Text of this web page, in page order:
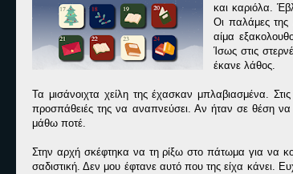
και καριόλα.
Οι παλάμες της
αίμα
Ίσως στις
έκανε λάθος.
Τα μισάνοιχτα χείλη της έχασκαν μπλαβιασμένα.
προσπάθειές της να αναπνεύσει. Αν ήταν σε θέση
μάθω ποτέ.
Στην αρχή σκέφτηκα να τη ρίξω στο πάτωμα για να
σαδιστική. Δεν μου έφτανε αυτό που της είχα